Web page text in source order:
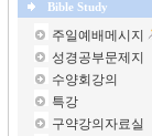
Bible Study
주일예배메시지
성경공부문제지
수양회강의
특강
구약강의자료실